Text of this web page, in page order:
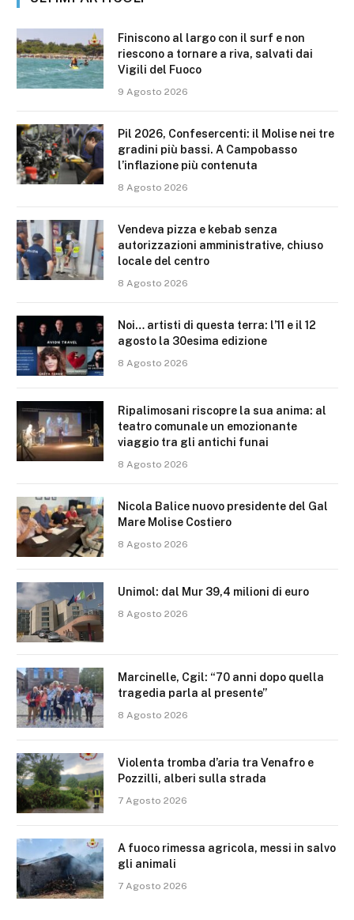
Finiscono al largo con il surf e non
riescono a tornare a riva, salvati dai
Vigili del Fuoco
9 Agosto 2026
Pil 2026, Confesercenti: il Molise nei tre
gradini più bassi. A Campobasso
l’inflazione più contenuta
8 Agosto 2026
Vendeva pizza e kebab senza
autorizzazioni amministrative, chiuso
locale del centro
8 Agosto 2026
Noi… artisti di questa terra: l’11 e il 12
agosto la 30esima edizione
8 Agosto 2026
Ripalimosani riscopre la sua anima: al
teatro comunale un emozionante
viaggio tra gli antichi funai
8 Agosto 2026
Nicola Balice nuovo presidente del Gal
Mare Molise Costiero
8 Agosto 2026
Unimol: dal Mur 39,4 milioni di euro
8 Agosto 2026
Marcinelle, Cgil: “70 anni dopo quella
tragedia parla al presente”
8 Agosto 2026
Violenta tromba d’aria tra Venafro e
Pozzilli, alberi sulla strada
7 Agosto 2026
A fuoco rimessa agricola, messi in salvo
gli animali
7 Agosto 2026